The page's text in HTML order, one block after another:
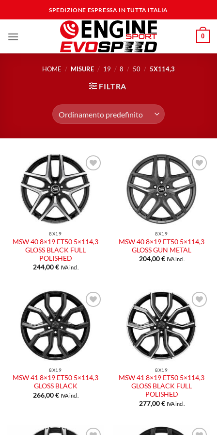
ai
SPEDIZIONE ESPRESSA IN TUTTA ITALIA
0
HOME / MISURE / 19 / 8 / 50 / 5X114,3
FILTRA
Aggiungi
alla lista
dei
desideri
8X19
MSW 40 8×19 ET50 5×114,3
GLOSS BLACK FULL
POLISHED
244,00€ IVA incl.
Aggiungi
alla lista
dei
desideri
8X19
MSW 40 8×19 ET50 5×114,3
GLOSS GUN METAL
204,00€ IVA incl.
Aggiungi
alla lista
dei
desideri
8X19
MSW 41 8×19 ET50 5×114,3
GLOSS BLACK
266,00€ IVA incl.
Aggiungi
alla lista
dei
desideri
8X19
MSW 41 8×19 ET50 5×114,3
GLOSS BLACK FULL
POLISHED
277,00€ IVA incl.